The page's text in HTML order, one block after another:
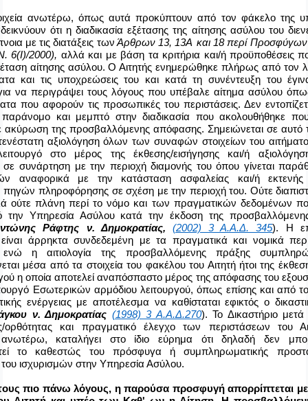
ανωτέρω, όπως αυτά προκύπτουν από τον φάκελο της
ότι η διαδικασία εξέτασης της αίτησης ασύλου του
με τις διατάξεις τωνΆρθρων 13, 13Α και 18 περί
6(Ι)/2000), αλλά και με βάση τα κριτήρια και/ή προϋποθέσεις
αίτησης ασύλου. Ο Αιτητής ενημερώθηκε πλήρως από τον
και τις υποχρεώσεις του και κατά τη συνέντευξη του
να περιγράψει τους λόγους που υπέβαλε αίτημα ασύλου
που αφορούν τις προσωπικές του περιστάσεις. Δεν
και μεμπτό στην διαδικασία που ακολουθήθηκε
ακύρωση της προσβαλλόμενης απόφασης. Σημειώνεται σε αυτό
αξιολόγηση όλων των συναφών στοιχείων του
στο μέρος της έκθεσης/εισήγησης και/ή
σε συνάρτηση με την περιοχή διαμονής του όπου γίνεται
αναφορικά με την κατάσταση ασφαλείας και/ή
πηγών πληροφόρησης σε σχέση με την περιοχή του. Ούτε
ούτε πλάνη περί το νόμο και των πραγματικών δεδομένων
Υπηρεσία Ασύλου κατά την έκδοση της
Ράφτης ν. Δημοκρατίας, (2002) 3 Α.Α.Δ. 345). Η
είναι άρρηκτα συνδεδεμένη με τα πραγματικά και νομικά
η αιτιολογία της προσβαλλόμενης πράξης
μέσα από τα στοιχεία του φακέλου του Αιτητή ήτοι της
η οποία αποτελεί αναπόσπαστο μέρος της απόφασης του
Εσωτερικών αρμόδιου λειτουργού, όπως επίσης και από
ενέργειας με αποτέλεσμα να καθίσταται εφικτός ο
ν. Δημοκρατίας (1998) 3 Α.Α.Δ.270). Το Δικαστήριο
ορθότητας και πραγματικό έλεγχο των περιστάσεων του
ανωτέρω, καταλήγει στο ίδιο εύρημα ότι δηλαδή δεν
το καθεστώς του πρόσφυγα ή συμπληρωματικής
ισχυρισμών στην Υπηρεσία Ασύλου.
πιο πάνω λόγους, η παρούσα προσφυγή απορρίπτεται με